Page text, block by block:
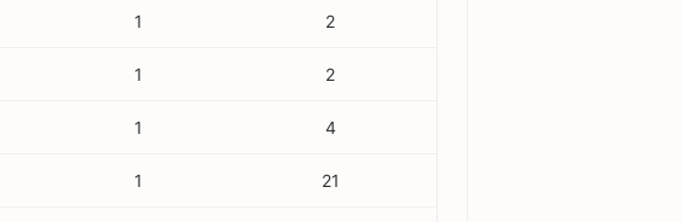
1 2
1 2
1 4
1 21